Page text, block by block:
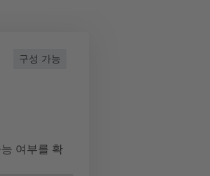
구성 가능
여부를 확